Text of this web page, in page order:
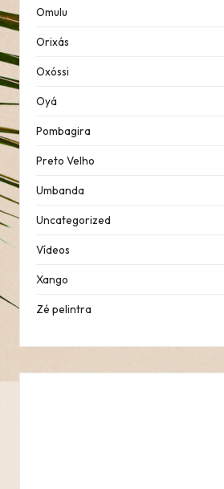
Omulu
Orixás
Oxóssi
Oyá
Pombagira
Preto Velho
Umbanda
Uncategorized
Vídeos
Xango
Zé pelintra